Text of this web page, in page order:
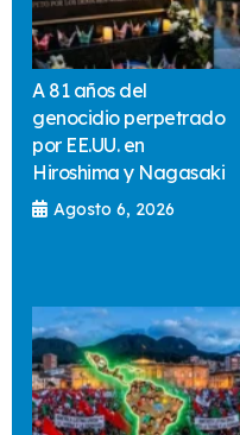
A 81 años del
genocidio perpetrado
por EE.UU. en
Hiroshima y Nagasaki
Agosto 6, 2026